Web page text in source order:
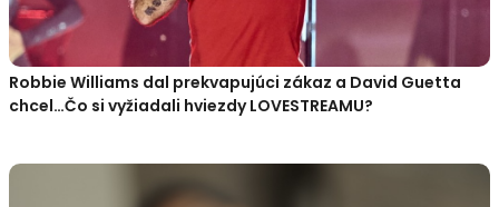
Robbie Williams dal prekvapujúci zákaz a David Guetta
chcel…Čo si vyžiadali hviezdy LOVESTREAMU?